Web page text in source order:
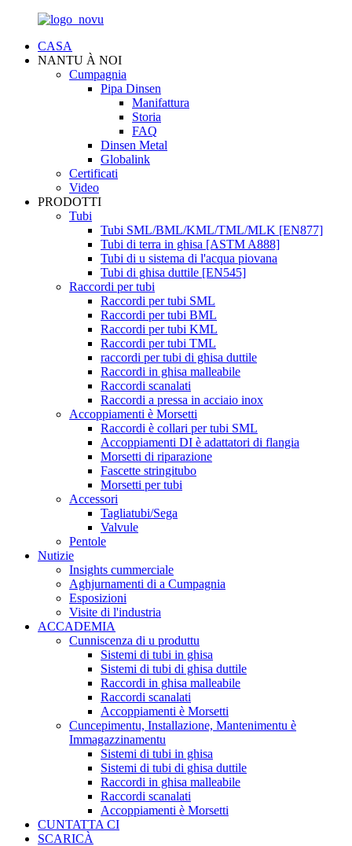
CASA
NANTU À NOI
Cumpagnia
Pipa Dinsen
Manifattura
Storia
FAQ
Dinsen Metal
Globalink
Certificati
Video
PRODOTTI
Tubi
Tubi SML/BML/KML/TML/MLK [EN877]
Tubi di terra in ghisa [ASTM A888]
Tubi di u sistema di l'acqua piovana
Tubi di ghisa duttile [EN545]
Raccordi per tubi
Raccordi per tubi SML
Raccordi per tubi BML
Raccordi per tubi KML
Raccordi per tubi TML
raccordi per tubi di ghisa duttile
Raccordi in ghisa malleabile
Raccordi scanalati
Raccordi a pressa in acciaio inox
Accoppiamenti è Morsetti
Raccordi è collari per tubi SML
Accoppiamenti DI è adattatori di flangia
Morsetti di riparazione
Fascette stringitubo
Morsetti per tubi
Accessori
Tagliatubi/Sega
Valvule
Pentole
Nutizie
Insights cummerciale
Aghjurnamenti di a Cumpagnia
Esposizioni
Visite di l'industria
ACCADEMIA
Cunniscenza di u produttu
Sistemi di tubi in ghisa
Sistemi di tubi di ghisa duttile
Raccordi in ghisa malleabile
Raccordi scanalati
Accoppiamenti è Morsetti
Cuncepimentu, Installazione, Mantenimentu è
Immagazzinamentu
Sistemi di tubi in ghisa
Sistemi di tubi di ghisa duttile
Raccordi in ghisa malleabile
Raccordi scanalati
Accoppiamenti è Morsetti
CUNTATTA CI
SCARICÀ